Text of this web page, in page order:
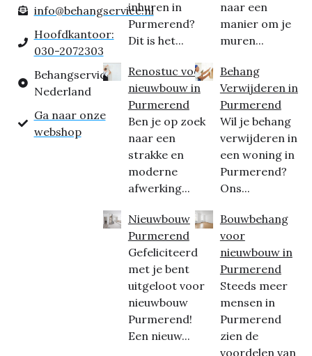
info@behangservice.nl
Hoofdkantoor:
030-2072303
Behangservice
Nederland
Ga naar onze
webshop
inhuren in
Purmerend?
Dit is het...
Renostuc voor
nieuwbouw in
Purmerend
Ben je op zoek
naar een
strakke en
moderne
afwerking...
Nieuwbouw
Purmerend
Gefeliciteerd
met je bent
uitgeloot voor
nieuwbouw
Purmerend!
Een nieuw...
naar een
manier om je
muren...
Behang
Verwijderen in
Purmerend
Wil je behang
verwijderen in
een woning in
Purmerend?
Ons...
Bouwbehang
voor
nieuwbouw in
Purmerend
Steeds meer
mensen in
Purmerend
zien de
voordelen van